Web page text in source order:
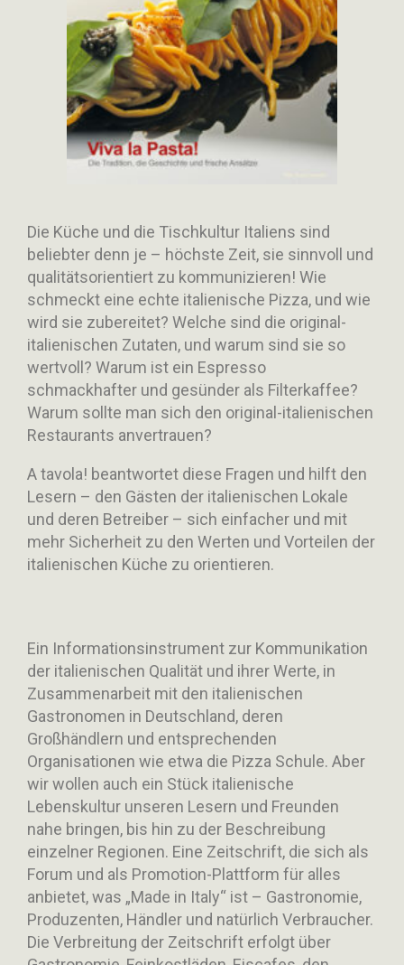
Die Küche und die Tischkultur Italiens sind
beliebter denn je – höchste Zeit, sie sinnvoll und
qualitätsorientiert zu kommunizieren! Wie
schmeckt eine echte italienische Pizza, und wie
wird sie zubereitet? Welche sind die original-
italienischen Zutaten, und warum sind sie so
wertvoll? Warum ist ein Espresso
schmackhafter und gesünder als Filterkaffee?
Warum sollte man sich den original-italienischen
Restaurants anvertrauen?
A tavola! beantwortet diese Fragen und hilft den
Lesern – den Gästen der italienischen Lokale
und deren Betreiber – sich einfacher und mit
mehr Sicherheit zu den Werten und Vorteilen der
italienischen Küche zu orientieren.
Ein Informationsinstrument zur Kommunikation
der italienischen Qualität und ihrer Werte, in
Zusammenarbeit mit den italienischen
Gastronomen in Deutschland, deren
Großhändlern und entsprechenden
Organisationen wie etwa die Pizza Schule. Aber
wir wollen auch ein Stück italienische
Lebenskultur unseren Lesern und Freunden
nahe bringen, bis hin zu der Beschreibung
einzelner Regionen. Eine Zeitschrift, die sich als
Forum und als Promotion-Plattform für alles
anbietet, was „Made in Italy“ ist – Gastronomie,
Produzenten, Händler und natürlich Verbraucher.
Die Verbreitung der Zeitschrift erfolgt über